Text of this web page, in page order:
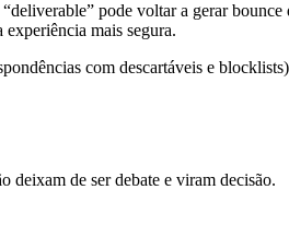
pode voltar a gerar
mais segura.
com descartáveis e
deixam de ser debate e viram decisão.